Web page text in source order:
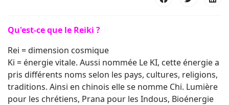
Qu'est-ce que le Reiki ?
Rei = dimension cosmique
Ki = énergie vitale. Aussi nommée Le KI, cette énergie a
pris différents noms selon les pays, cultures, religions,
traditions. Ainsi en chinois elle se nomme Chi. Lumière
pour les chrétiens, Prana pour les Indous, Bioénergie